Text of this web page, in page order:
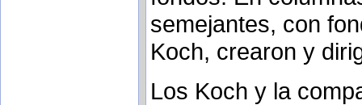
semejantes, con
Koch, crearon y
Los Koch y la